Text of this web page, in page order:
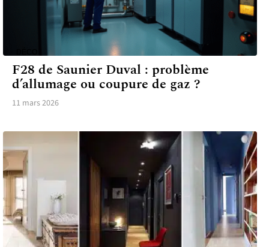
F28 de Saunier Duval : problème
d’allumage ou coupure de gaz ?
11 mars 2026